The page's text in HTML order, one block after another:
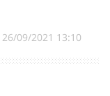
26/09/2021 13:10